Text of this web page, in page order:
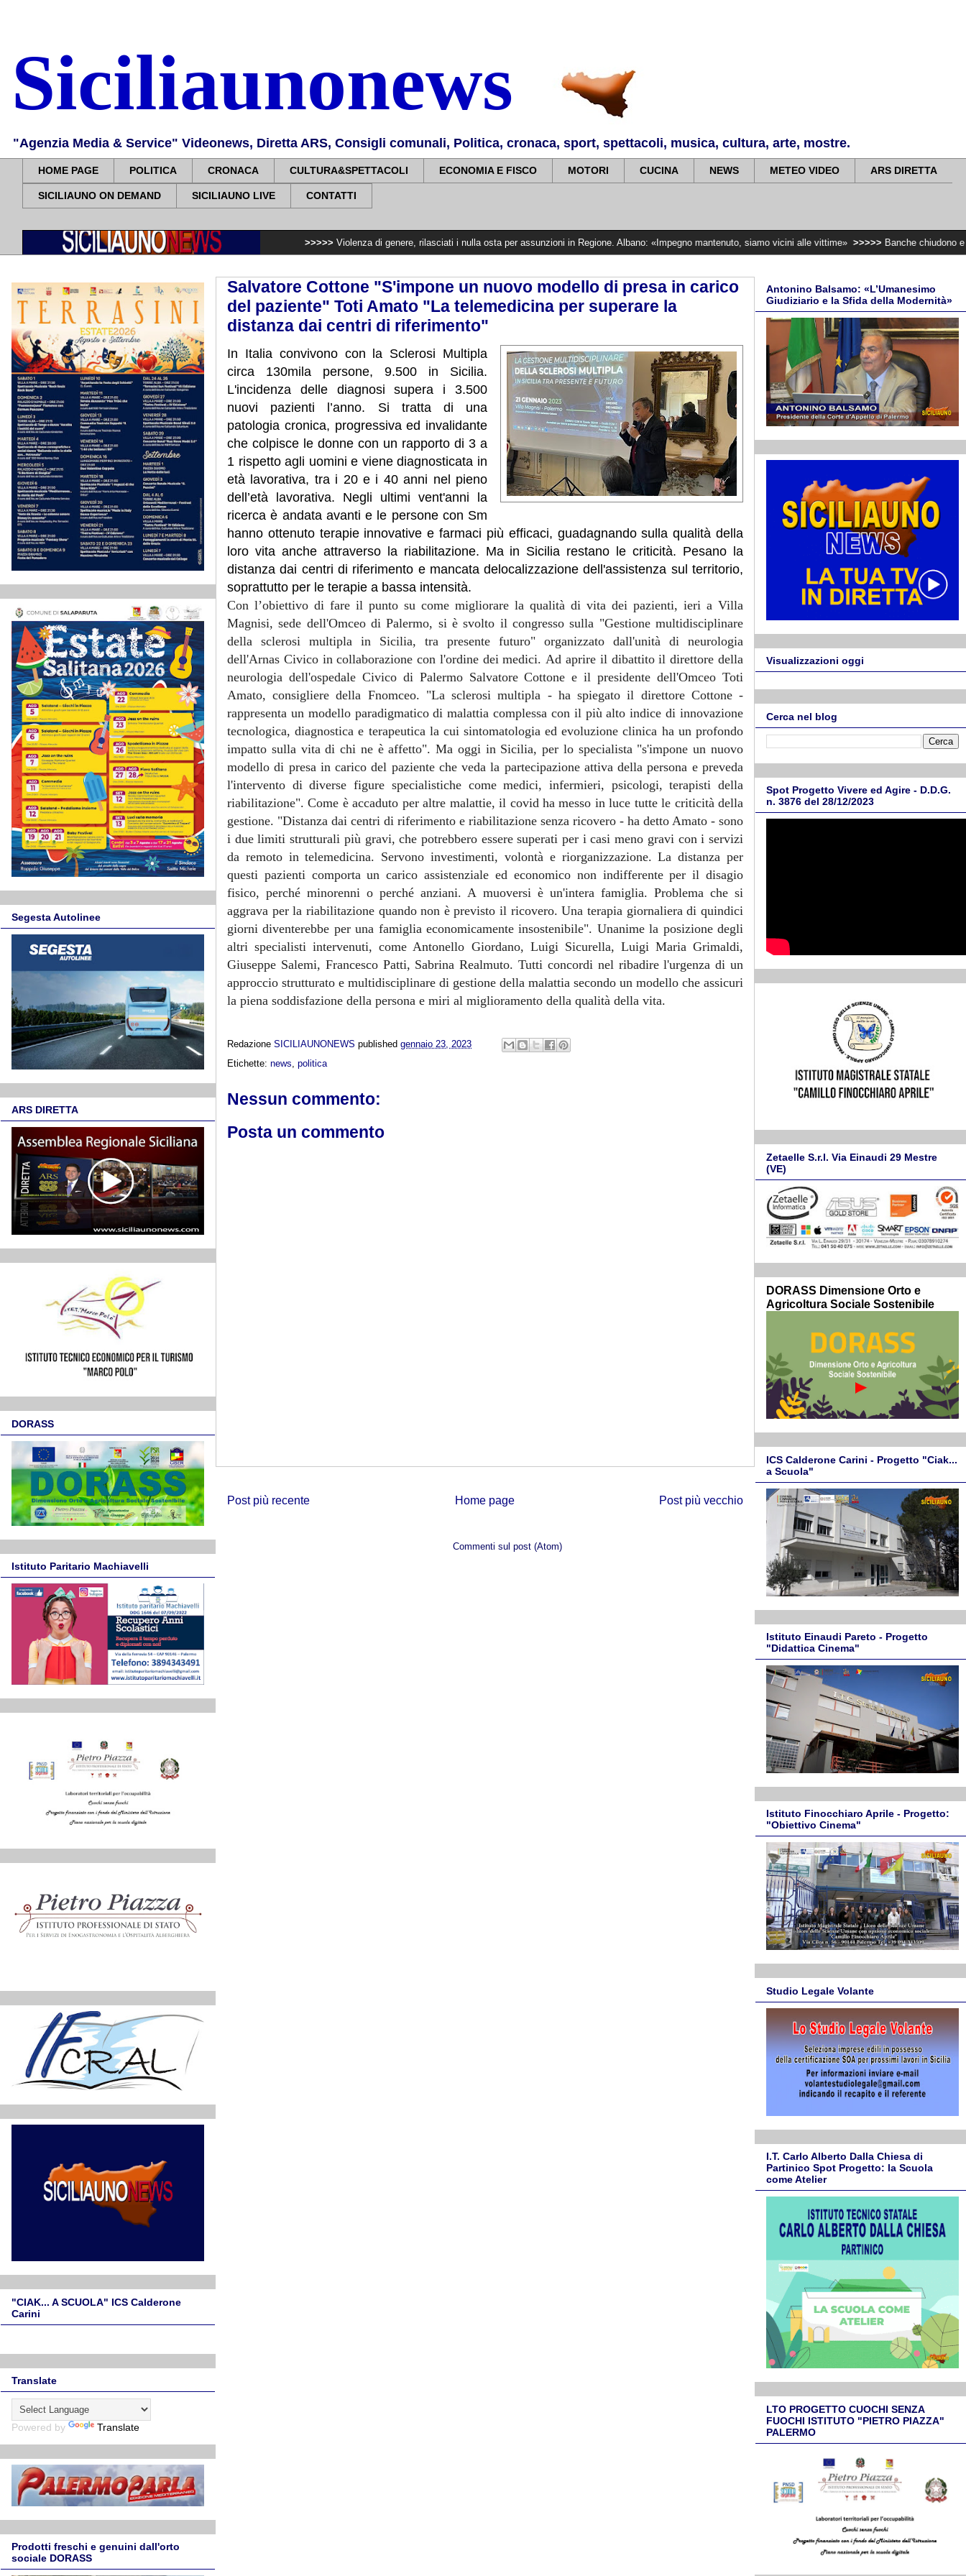
Siciliaunonews
"Agenzia Media & Service" Videonews, Diretta ARS, Consigli comunali, Politica, cronaca, sport, spettacoli, musica, cultura, arte, mostre.
HOME PAGE POLITICA CRONACA CULTURA&SPETTACOLI ECONOMIA E FISCO MOTORI CUCINA NEWS METEO VIDEO ARS DIRETTA
SICILIAUNO ON DEMAND SICILIAUNO LIVE CONTATTI
Violenza di genere, rilasciati i nulla osta per assunzioni in Regione. Albano: «Impegno mantenuto, siamo vicini alle vittime» >>>>> Banche chiudono e sopprimono i
Salvatore Cottone "S'impone un nuovo modello di presa in carico
del paziente" Toti Amato "La telemedicina per superare la
distanza dai centri di riferimento"
In Italia convivono con la Sclerosi Multipla
circa 130mila persone, 9.500 in Sicilia.
L'incidenza delle diagnosi supera i 3.500
nuovi pazienti l’anno. Si tratta di una
patologia cronica, progressiva ed invalidante
che colpisce le donne con un rapporto di 3 a
1 rispetto agli uomini e viene diagnosticata in
età lavorativa, tra i 20 e i 40 anni nel pieno
dell’età lavorativa. Negli ultimi vent'anni la
ricerca è andata avanti e le persone con Sm
hanno ottenuto terapie innovative e farmaci più efficaci, guadagnando sulla qualità della
loro vita anche attraverso la riabilitazione. Ma in Sicilia restano le criticità. Pesano la
distanza dai centri di riferimento e mancata delocalizzazione dell'assistenza sul territorio,
soprattutto per le terapie a bassa intensità.
Con l’obiettivo di fare il punto su come migliorare la qualità di vita dei pazienti, ieri a Villa
Magnisi, sede dell'Omceo di Palermo, si è svolto il congresso sulla "Gestione multidisciplinare
della sclerosi multipla in Sicilia, tra presente futuro" organizzato dall'unità di neurologia
dell'Arnas Civico in collaborazione con l'ordine dei medici. Ad aprire il dibattito il direttore della
neurologia dell'ospedale Civico di Palermo Salvatore Cottone e il presidente dell'Omceo Toti
Amato, consigliere della Fnomceo. "La sclerosi multipla - ha spiegato il direttore Cottone -
rappresenta un modello paradigmatico di malattia complessa con il più alto indice di innovazione
tecnologica, diagnostica e terapeutica la cui sintomatologia ed evoluzione clinica ha un profondo
impatto sulla vita di chi ne è affetto". Ma oggi in Sicilia, per lo specialista "s'impone un nuovo
modello di presa in carico del paziente che veda la partecipazione attiva della persona e preveda
l'intervento di diverse figure specialistiche come medici, infermieri, psicologi, terapisti della
riabilitazione". Come è accaduto per altre malattie, il covid ha messo in luce tutte le criticità della
gestione. "Distanza dai centri di riferimento e riabilitazione senza ricovero - ha detto Amato - sono
i due limiti strutturali più gravi, che potrebbero essere superati per i casi meno gravi con i servizi
da remoto in telemedicina. Servono investimenti, volontà e riorganizzazione. La distanza per
questi pazienti comporta un carico assistenziale ed economico non indifferente per il disagio
fisico, perché minorenni o perché anziani. A muoversi è un'intera famiglia. Problema che si
aggrava per la riabilitazione quando non è previsto il ricovero. Una terapia giornaliera di quindici
giorni diventerebbe per una famiglia economicamente insostenibile". Unanime la posizione degli
altri specialisti intervenuti, come Antonello Giordano, Luigi Sicurella, Luigi Maria Grimaldi,
Giuseppe Salemi, Francesco Patti, Sabrina Realmuto. Tutti concordi nel ribadire l'urgenza di un
approccio strutturato e multidisciplinare di gestione della malattia secondo un modello che assicuri
la piena soddisfazione della persona e miri al miglioramento della qualità della vita.
Redazione SICILIAUNONEWS published gennaio 23, 2023
Etichette: news politica
Nessun commento:
Posta un commento
Post più recente Post più vecchio
Home page
Commenti sul post (Atom)
Segesta Autolinee
ARS DIRETTA
DORASS
Istituto Paritario Machiavelli
"CIAK... A SCUOLA" ICS Calderone
Carini
Translate
Powered by Translate
Prodotti freschi e genuini dall'orto
sociale DORASS
Antonino Balsamo: «L’Umanesimo
Giudiziario e la Sfida della Modernità»
Visualizzazioni oggi
Cerca nel blog
Spot Progetto Vivere ed Agire - D.D.G.
n. 3876 del 28/12/2023
Zetaelle S.r.l. Via Einaudi 29 Mestre
(VE)
DORASS Dimensione Orto e
Agricoltura Sociale Sostenibile
ICS Calderone Carini - Progetto "Ciak...
a Scuola"
Istituto Einaudi Pareto - Progetto
"Didattica Cinema"
Istituto Finocchiaro Aprile - Progetto:
"Obiettivo Cinema"
Studio Legale Volante
I.T. Carlo Alberto Dalla Chiesa di
Partinico Spot Progetto: la Scuola
come Atelier
LTO PROGETTO CUOCHI SENZA
FUOCHI ISTITUTO "PIETRO PIAZZA"
PALERMO